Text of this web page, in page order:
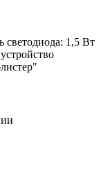
светодиода: 1,5 Вт